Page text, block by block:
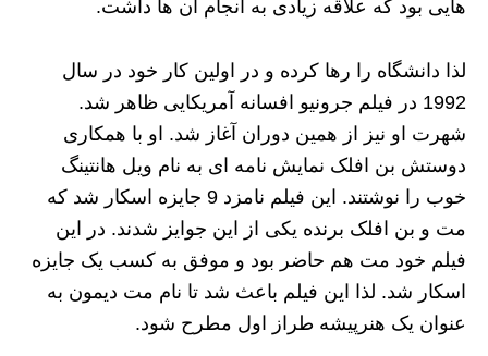
هایی بود که علاقه زیادی به انجام آن ها داشت.
لذا دانشگاه را رها کرده و در اولین کار خود در سال
1992 در فیلم جرونیو افسانه آمریکایی ظاهر شد.
شهرت او نیز از همین دوران آغاز شد. او با همکاری
دوستش بن افلک نمایش نامه ای به نام ویل هانتینگ
خوب را نوشتند. این فیلم نامزد 9 جایزه اسکار شد که
مت و بن افلک برنده یکی از این جوایز شدند. در این
فیلم خود مت هم حاضر بود و موفق به کسب یک جایزه
اسکار شد. لذا این فیلم باعث شد تا نام مت دیمون به
عنوان یک هنرپیشه طراز اول مطرح شود.